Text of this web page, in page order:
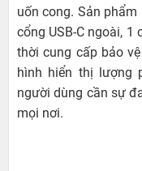
uốn cong. Sản
cổng USB‑C ngoài, 1
thời cung cấp bảo
hình hiển thị lượng
người dùng cần sự
mọi nơi.